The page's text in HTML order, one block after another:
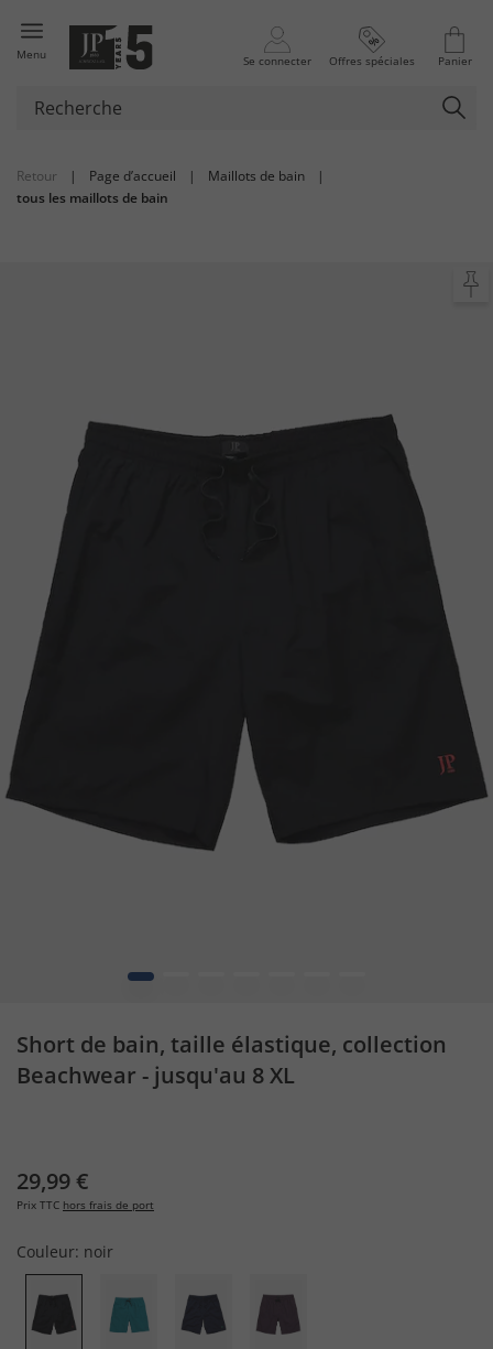
Menu Se connecter Offres spéciales Panier
Retour | Page d’accueil | Maillots de bain
|
tous les maillots de bain
1
Short de bain, taille élastique, collection
Beachwear - jusqu'au 8 XL
29,99 €
Prix TTC hors frais de port
Couleur: noir